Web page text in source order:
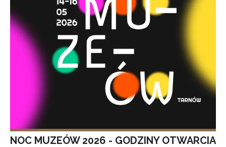
NOC MUZEÓW 2026 - GODZINY OTWARCIA